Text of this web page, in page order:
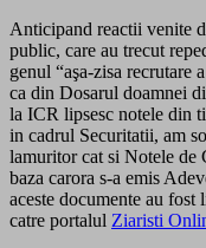
Anticipand reactii venite
public, care au trecut
genul “aşa-zisa recrutare
ca din Dosarul doamnei
la ICR lipsesc notele din
in cadrul Securitatii, am
lamuritor cat si Notele de
baza carora s-a emis
aceste documente au
catre portalul Ziaristi